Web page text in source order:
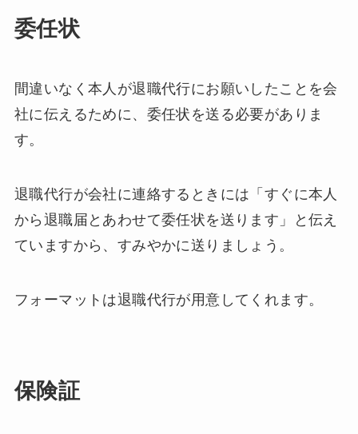
委任状
間違いなく本人が退職代行にお願いしたことを会
社に伝えるために、委任状を送る必要がありま
す。
退職代行が会社に連絡するときには「すぐに本人
から退職届とあわせて委任状を送ります」と伝え
ていますから、すみやかに送りましょう。
フォーマットは退職代行が用意してくれます。
保険証